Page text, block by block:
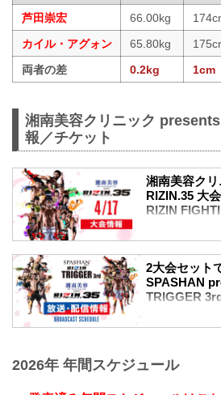
芦田崇宏
66.00kg
カイル・アグォン
65.80kg
両者の差
0.2kg 1cm
湘南美容クリニック
報／チケット
湘南美容ク
RIZIN.35 大
RIZIN
【Trailer】
TRIGGER 3rd
presents
日時
2大会セット
SPASHAN
TRIGGER
ク presents
報 - RIZIN
4月16日（土）
で行われる
2026年 年間スケジュール